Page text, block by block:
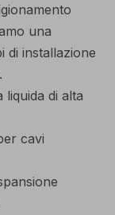
una
di installazione
liquida di alta
cavi